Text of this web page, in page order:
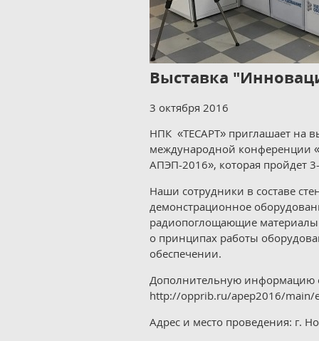
Выставка
3 октября 2016
НПК «ТЕСАРТ» приглашает на
международной конференции
АПЭП-2016», которая пройдет
Наши сотрудники в составе
демонстрационное
радиопоглощающие материалы
о принципах работы
обеспечении.
Дополнительную информацию
http://opprib.ru/apep2016/main/
Адрес и место проведения: г.